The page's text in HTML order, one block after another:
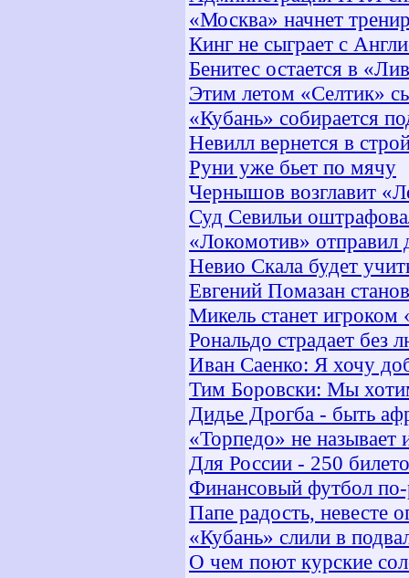
«Москва» начнет
Кинг не сыграет с
Бенитес остается в
Этим летом «Селтик»
«Кубань» собирается
Невилл вернется в
Руни уже бьет по мячу
Чернышов возглавит
Суд Севильи
«Локомотив»
Невио Скала будет
Евгений Помазан
Микель станет
Рональдо страдает без
Иван Саенко: Я хочу
Тим Боровски: Мы
Дидье Дрогба - быть
«Торпедо» не
Для России - 250
Финансовый футбол по-
Папе радость, невесте
«Кубань» слили в
О чем поют курские